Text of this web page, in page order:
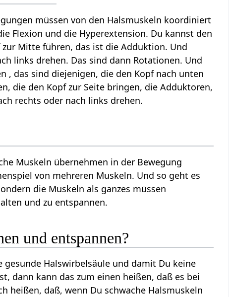
müssen von den Halsmuskeln koordiniert
Flexion und die Hyperextension. Du kannst den
Mitte führen, das ist die Adduktion. Und
links drehen. Das sind dann Rotationen. Und
, das sind diejenigen, die den Kopf nach unten
die den Kopf zur Seite bringen, die Adduktoren,
rechts oder nach links drehen.
Muskeln übernehmen in der Bewegung
von mehreren Muskeln. Und so geht es
die Muskeln als ganzes müssen
und zu entspannen.
und entspannen?
Halswirbelsäule und damit Du keine
dann kann das zum einen heißen, daß es bei
heißen, daß, wenn Du schwache Halsmuskeln